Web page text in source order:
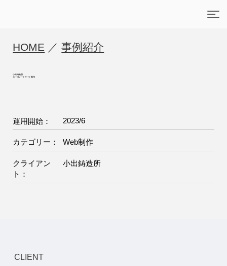
HOME ／事例紹介
小出鋳造所
コーポレートサイト制作
運用開始： 2023/6
カテゴリー： Web制作
クライアン
ト：
小出鋳造所
CLIENT